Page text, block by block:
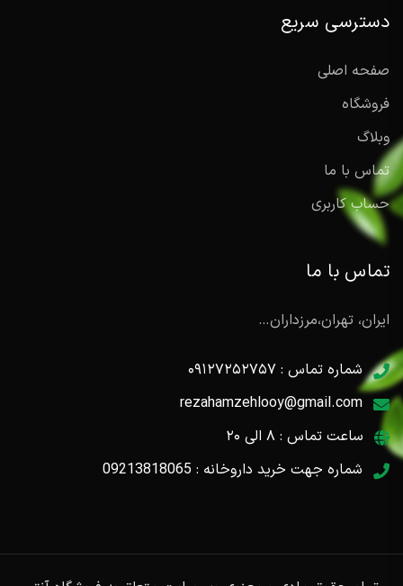
دسترسی سریع
صفحه اصلی
فروشگاه
وبلاگ
تماس با ما
حساب کاربری
تماس با ما
ایران، تهران،مرزداران…
شماره تماس : ۰۹۱۲۷۲۵۲۷۵۷
rezahamzehlooy@gmail.com
ساعت تماس : ۸ الی ۲۰
شماره جهت خرید داروخانه : 09213818065